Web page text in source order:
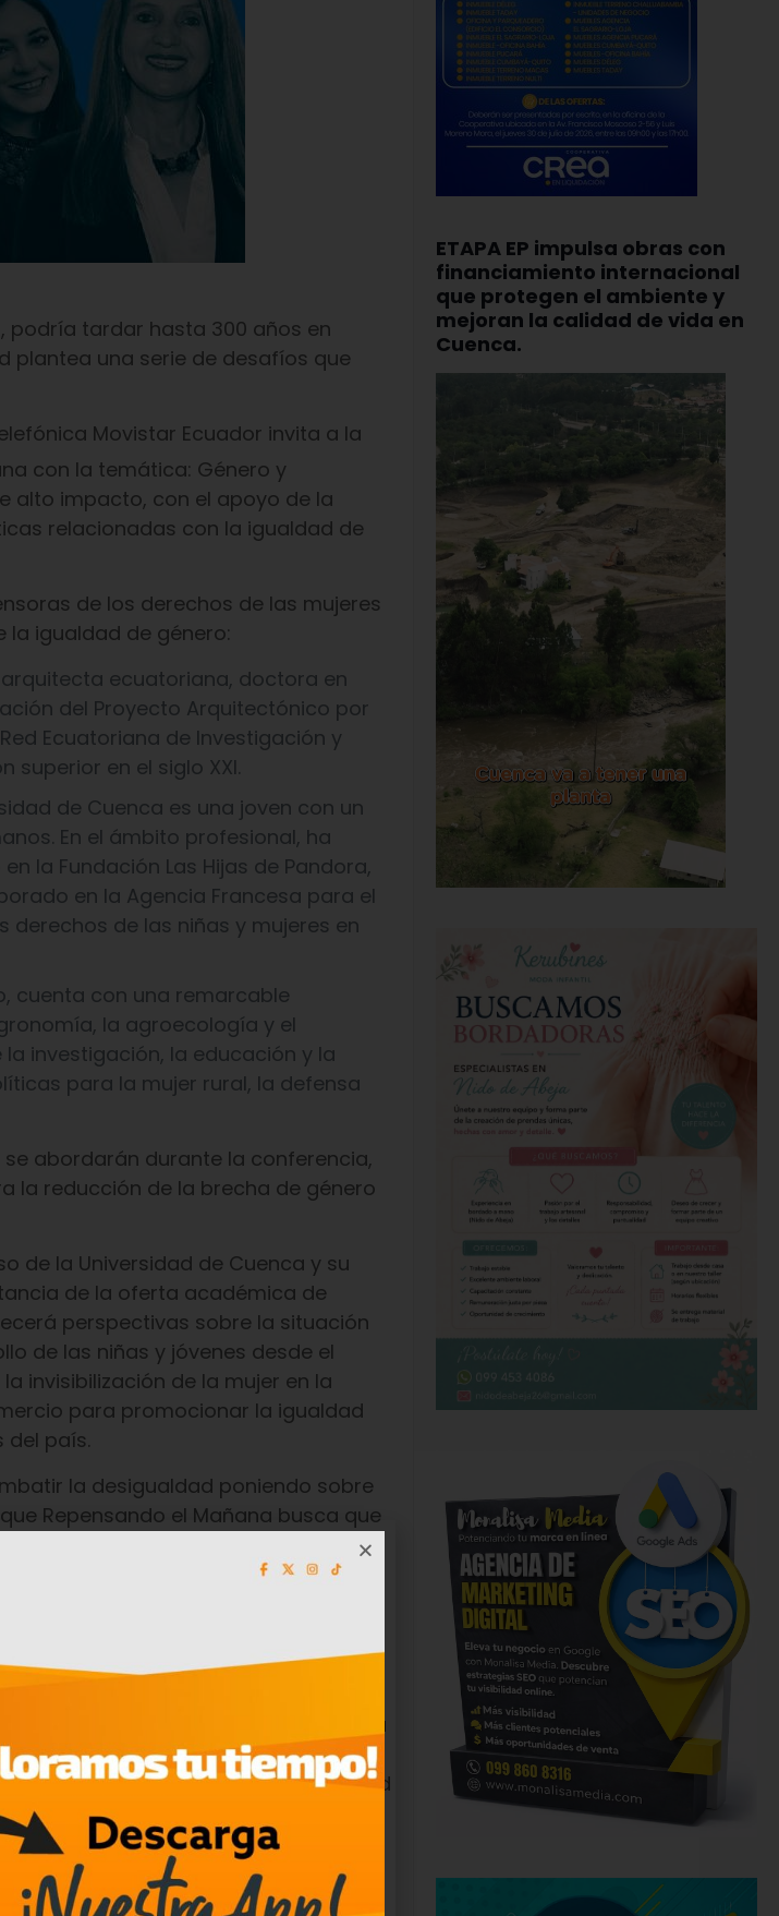
podría tardar hasta 300 años en
plantea una serie de desafíos que
Movistar Ecuador invita a la
con la temática: Género y
alto impacto, con el apoyo de la
relacionadas con la igualdad de
de los derechos de las mujeres
la igualdad de género:
ecuatoriana, doctora en
del Proyecto Arquitectónico por
Ecuatoriana de Investigación y
en el siglo XXI.
de Cuenca es una joven con un
En el ámbito profesional, ha
la Fundación Las Hijas de Pandora,
en la Agencia Francesa para el
de las niñas y mujeres en
cuenta con una remarcable
la agroecología y el
investigación, la educación y la
para la mujer rural, la defensa
abordarán durante la conferencia,
la reducción de la brecha de género
de la Universidad de Cuenca y su
de la oferta académica de
perspectivas sobre la situación
de las niñas y jóvenes desde el
invisibilización de la mujer en la
para promocionar la igualdad
del país.
la desigualdad poniendo sobre
Repensando el Mañana busca que
ámbito nacional con perspectivas
el diálogo en torno a estos
de género y contribuir a un
actual y los pasos a seguir para
la igualdad de género desde una
STEAM para asegurar su libertad
es vital promover la participación
De la misma manera, para
barreras laborales y salariales y
las industrias impulsamos la
ETAPA EP impulsa obras con
financiamiento internacional
que protegen el ambiente y
mejoran la calidad de vida en
Cuenca.